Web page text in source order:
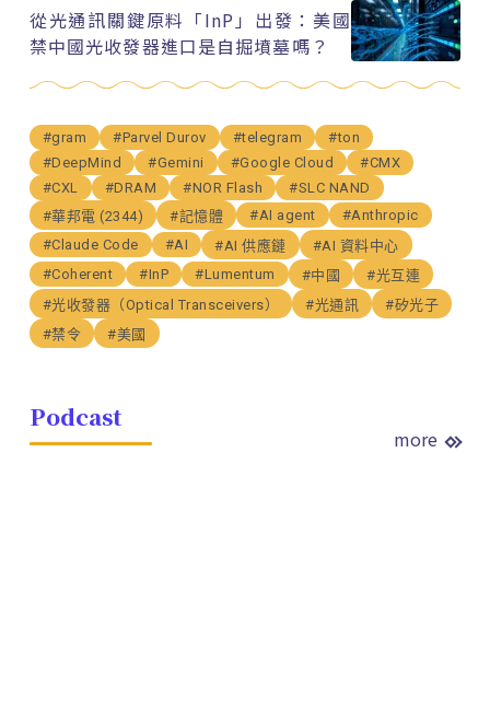
從光通訊關鍵原料「InP」出發：美國
禁中國光收發器進口是自掘墳墓嗎？
#gram #Parvel Durov #telegram
#ton
#DeepMind
#Gemini #Google Cloud
#CMX
#CXL
#DRAM #NOR Flash
#SLC NAND
#華邦電 (2344)
#記憶體 #AI agent
#Anthropic
#Claude Code
#AI #AI 供應鏈
#AI 資料中心
#Coherent
#InP #Lumentum #中國
#光互連
#光收發器（Optical Transceivers）
#光通訊
#矽光子
#禁令
#美國
Podcast
more